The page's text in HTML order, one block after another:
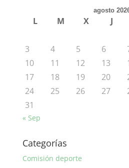
agosto
L M X J
3
4 5 6
10
11 12 13
17
18 19 20
24
25 26 27
31
« Sep
Categorías
Comisión deporte